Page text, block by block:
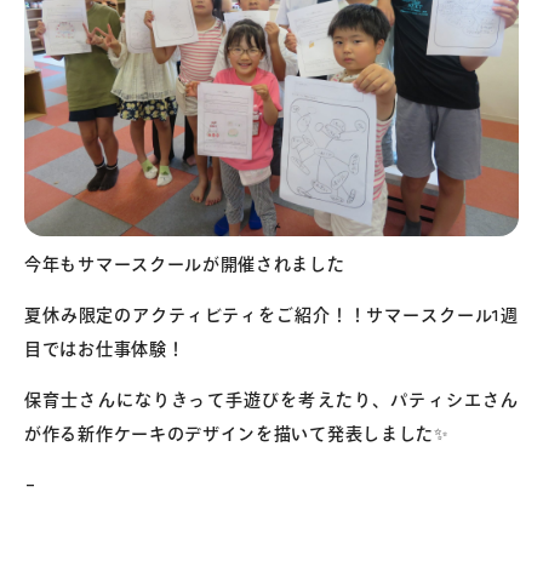
今年もサマースクールが開催されました ️
夏休み限定のアクティビティをご紹介！！サマースクール1週
目ではお仕事体験！
保育士さんになりきって手遊びを考えたり、パティシエさん
が作る新作ケーキのデザインを描いて発表しました✨
–